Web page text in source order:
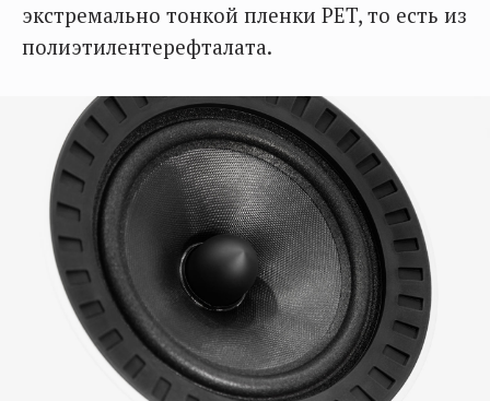
экстремально тонкой пленки PET, то есть из
полиэтилентерефталата.